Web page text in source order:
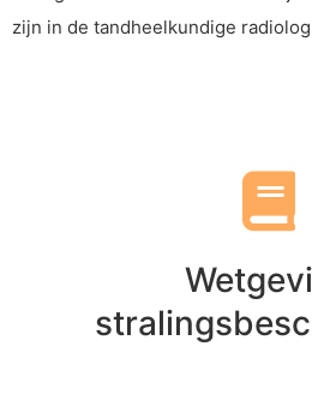
zijn in de tandheelkundige